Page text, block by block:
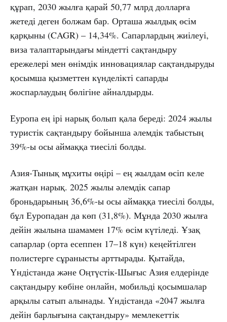
құрап, 2030 жылға қарай 50,77 млрд долларға
жетеді деген болжам бар. Орташа жылдық өсім
қарқыны (CAGR) – 14,34%. Сапарлардың жиілеуі,
виза талаптарындағы міндетті сақтандыру
ережелері мен өнімдік инновациялар сақтандыруды
қосымша қызметтен күнделікті сапарды
жоспарлаудың бөлігіне айналдырды.
Еуропа ең ірі нарық болып қала береді: 2024 жылы
туристік сақтандыру бойынша әлемдік табыстың
39%-ы осы аймаққа тиесілі болды.
Азия-Тынық мұхиты өңірі – ең жылдам өсіп келе
жатқан нарық. 2025 жылы әлемдік сапар
броньдарының 36,6%-ы осы аймаққа тиесілі болды,
бұл Еуропадан да көп (31,8%). Мұнда 2030 жылға
дейін жылына шамамен 17% өсім күтіледі. Ұзақ
сапарлар (орта есеппен 17–18 күн) кеңейтілген
полистерге сұранысты арттырады. Қытайда,
Үндістанда және Оңтүстік-Шығыс Азия елдерінде
сақтандыру көбіне онлайн, мобильді қосымшалар
арқылы сатып алынады. Үндістанда «2047 жылға
дейін барлығына сақтандыру» мемлекеттік